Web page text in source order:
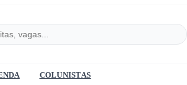
COLUNISTAS